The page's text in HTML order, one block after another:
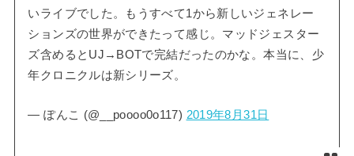
いライブでした。もうすべて1から新しいジェネレー
ションズの世界ができたって感じ。マッドジェスター
ズ含めるとUJ→BOTで完結だったのかな。本当に、少
年クロニクルは新シリーズ。
— ぽんこ (@__poooo0o117) 2019年8月31日